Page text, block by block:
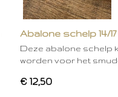
Abalone schelp 14/
Deze abalone schelp
worden voor het
€ 12,50